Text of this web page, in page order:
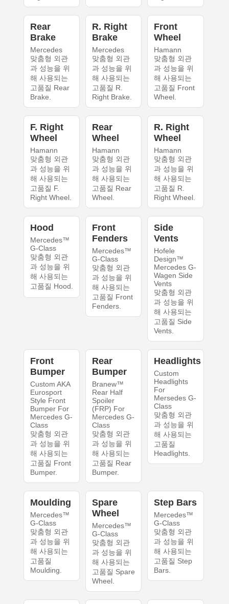
Rear
Brake
Mercedes
맞춤형 외관
과 성능을 위
해 사용되는
고품질 Rear
Brake.
R. Right
Brake
Mercedes
맞춤형 외관
과 성능을 위
해 사용되는
고품질 R.
Right Brake.
Front
Wheel
Hamann
맞춤형 외관
과 성능을 위
해 사용되는
고품질 Front
Wheel.
F. Right
Wheel
Hamann
맞춤형 외관
과 성능을 위
해 사용되는
고품질 F.
Right Wheel.
Rear
Wheel
Hamann
맞춤형 외관
과 성능을 위
해 사용되는
고품질 Rear
Wheel.
R. Right
Wheel
Hamann
맞춤형 외관
과 성능을 위
해 사용되는
고품질 R.
Right Wheel.
Hood
Mercedes™
G-Class
맞춤형 외관
과 성능을 위
해 사용되는
고품질 Hood.
Front
Fenders
Mercedes™
G-Class
맞춤형 외관
과 성능을 위
해 사용되는
고품질 Front
Fenders.
Side
Vents
Hofele
Design™
Mercedes G-
Wagen Side
Vents
맞춤형 외관
과 성능을 위
해 사용되는
고품질 Side
Vents.
Front
Bumper
Custom AKA
Eurosport
Style Front
Bumper For
Mercedes G-
Class
맞춤형 외관
과 성능을 위
해 사용되는
고품질 Front
Bumper.
Rear
Bumper
Branew™
Rear Half
Spoiler
(FRP) For
Mercedes G-
Class
맞춤형 외관
과 성능을 위
해 사용되는
고품질 Rear
Bumper.
Headlights
Custom
Headlights
For
Mersedes G-
Class
맞춤형 외관
과 성능을 위
해 사용되는
고품질
Headlights.
Moulding
Mercedes™
G-Class
맞춤형 외관
과 성능을 위
해 사용되는
고품질
Moulding.
Spare
Wheel
Mercedes™
G-Class
맞춤형 외관
과 성능을 위
해 사용되는
고품질 Spare
Wheel.
Step Bars
Mercedes™
G-Class
맞춤형 외관
과 성능을 위
해 사용되는
고품질 Step
Bars.